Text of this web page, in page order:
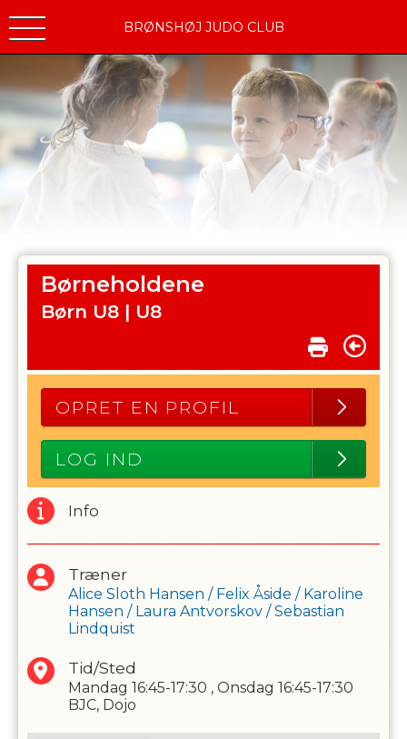
BRØNSHØJ JUDO CLUB
Børneholdene
Børn U8 | U8
OPRET EN PROFIL
LOG IND
Info
Træner
Alice Sloth Hansen / Felix Åside / Karoline
Hansen / Laura Antvorskov/Sebastian
Lindquist
Tid/Sted
Mandag 16:45-17:30 , Onsdag 16:45-17:30
BJC, Dojo